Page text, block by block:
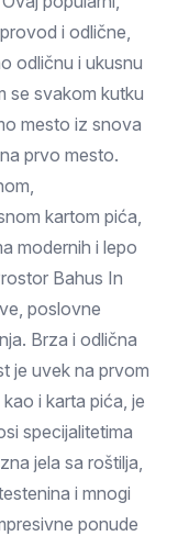
i odlične,
odličnu i ukusnu
se svakom kutku
mesto iz snova
prvo mesto.
kartom pića,
modernih i lepo
Bahus In
poslovne
Brza i odlična
je uvek na prvom
i karta pića, je
specijalitetima
jela sa roštilja,
i mnogi
ponude